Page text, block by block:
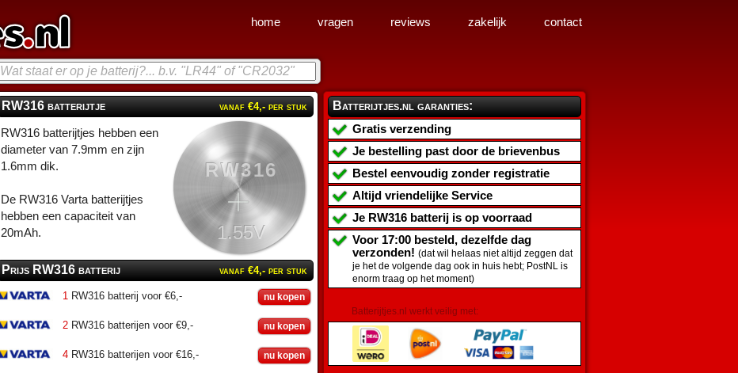
RW316 batterijtje vanaf €4,- per stuk
RW316
1.55V
RW316 batterijtjes hebben een
diameter van 7.9mm en zijn
1.6mm dik.
De RW316 Varta batterijtjes
hebben een capaciteit van
20mAh.
Prijs RW316 batterij vanaf €4,- per stuk
1 RW316 batterij voor €6,- nu kopen
2 RW316 batterijen voor €9,- nu kopen
4 RW316 batterijen voor €16,- nu kopen
Batterijtjes.nl garanties:
Gratis verzending
Je bestelling past door de brievenbus
Bestel eenvoudig zonder registratie
Altijd vriendelijke Service
Je RW316 batterij is op voorraad
Voor 17:00 besteld, dezelfde dag
verzonden! (dat wil helaas niet altijd zeggen dat
je het de volgende dag ook in huis hebt; PostNL is
enorm traag op het moment)
Batterijtjes.nl werkt veilig met:
home vragen reviews zakelijk contact